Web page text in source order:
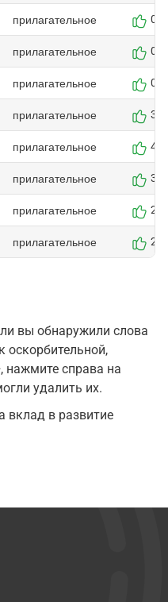
прилагательное 0
прилагательное 0
прилагательное 0
прилагательное 3
прилагательное 4
прилагательное 3
прилагательное 2
прилагательное 2
вы обнаружили слова
оскорбительной,
нажмите справа на
удалить их.
в развитие